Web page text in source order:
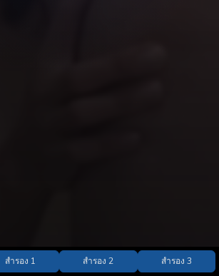
สำรอง 1 สำรอง 2 สำรอง 3